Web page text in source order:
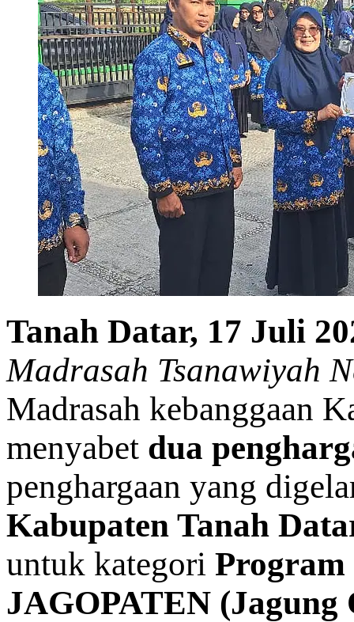
Tanah Datar, 17 Juli
Madrasah Tsanawiyah
Madrasah kebanggaan
menyabet dua
penghargaan yang
Kabupaten Tanah
untuk kategori
JAGOPATEN (Jagung